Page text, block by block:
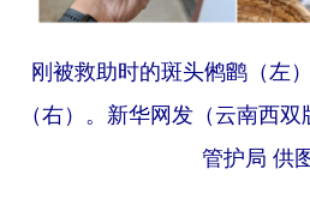
刚被救助时的斑头鸺鹠（左
（右）。新华网发（云南西
管护局 供